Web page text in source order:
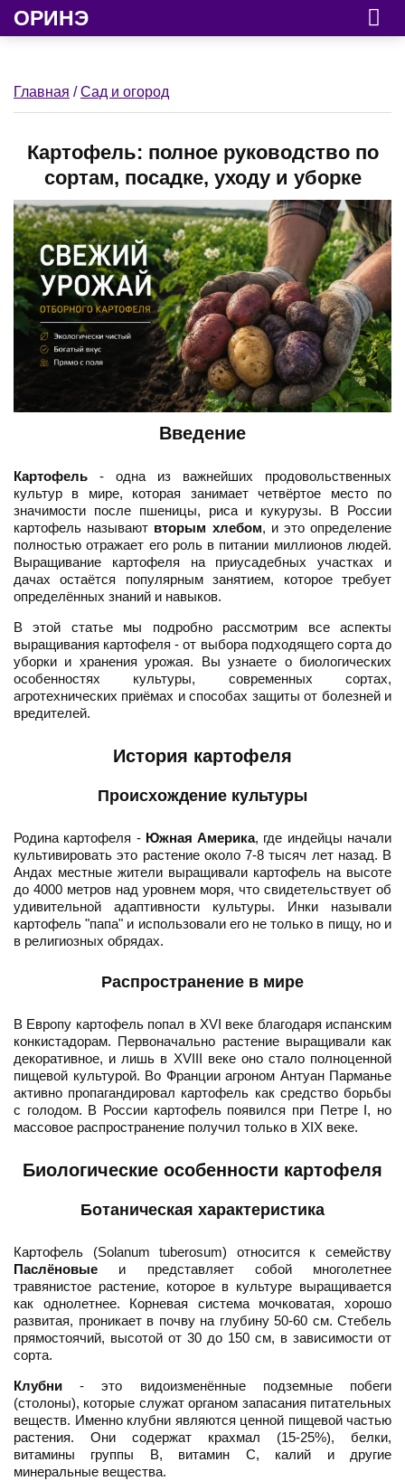
ОРИНЭ
Главная /Сад и огород
Картофель: полное руководство по
сортам, посадке, уходу и уборке
Введение
Картофель - одна из важнейших продовольственных
культур в мире, которая занимает четвёртое место по
значимости после пшеницы, риса и кукурузы. В России
картофель называют вторым хлебом, и это определение
полностью отражает его роль в питании миллионов людей.
Выращивание картофеля на приусадебных участках и
дачах остаётся популярным занятием, которое требует
определённых знаний и навыков.
В этой статье мы подробно рассмотрим все аспекты
выращивания картофеля - от выбора подходящего сорта до
уборки и хранения урожая. Вы узнаете о биологических
особенностях культуры, современных сортах,
агротехнических приёмах и способах защиты от болезней и
вредителей.
История картофеля
Происхождение культуры
Родина картофеля - Южная Америка, где индейцы начали
культивировать это растение около 7-8 тысяч лет назад. В
Андах местные жители выращивали картофель на высоте
до 4000 метров над уровнем моря, что свидетельствует об
удивительной адаптивности культуры. Инки называли
картофель "папа" и использовали его не только в пищу, но и
в религиозных обрядах.
Распространение в мире
В Европу картофель попал в XVI веке благодаря испанским
конкистадорам. Первоначально растение выращивали как
декоративное, и лишь в XVIII веке оно стало полноценной
пищевой культурой. Во Франции агроном Антуан Парманье
активно пропагандировал картофель как средство борьбы
с голодом. В России картофель появился при Петре I, но
массовое распространение получил только в XIX веке.
Биологические особенности картофеля
Ботаническая характеристика
Картофель (Solanum tuberosum) относится к семейству
Паслёновые и представляет собой многолетнее
травянистое растение, которое в культуре выращивается
как однолетнее. Корневая система мочковатая, хорошо
развитая, проникает в почву на глубину 50-60 см. Стебель
прямостоячий, высотой от 30 до 150 см, в зависимости от
сорта.
Клубни - это видоизменённые подземные побеги
(столоны), которые служат органом запасания питательных
веществ. Именно клубни являются ценной пищевой частью
растения. Они содержат крахмал (15-25%), белки,
витамины группы В, витамин С, калий и другие
минеральные вещества.